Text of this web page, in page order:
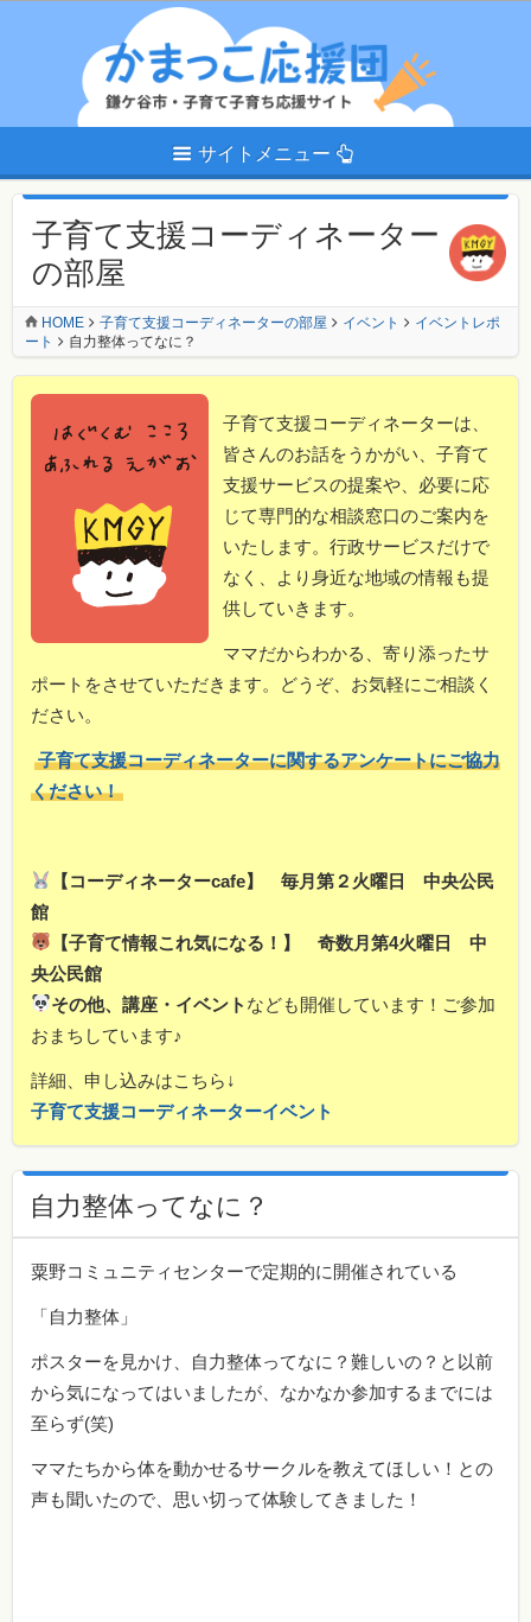
サイトメニュー
子育て支援コーディネーター
の部屋
HOME 子育て支援コーディネーターの部屋 イベント
イベントレポ
ート
自力整体ってなに？
子育て支援コーディネーターは、
皆さんのお話をうかがい、子育て
支援サービスの提案や、必要に応
じて専門的な相談窓口のご案内を
いたします。行政サービスだけで
なく、より身近な地域の情報も提
供していきます。
ママだからわかる、寄り添ったサ
ポートをさせていただきます。どうぞ、お気軽にご相談く
ださい。
子育て支援コーディネーターに関するアンケートにご協力
ください！
【コーディネーターcafe】 毎月第２火曜日 中央公民
館
【子育て情報これ気になる！】 奇数月第4火曜日 中
央公民館
その他、講座・イベント なども開催しています！ご参加
おまちしています♪
詳細、申し込みはこちら↓
子育て支援コーディネーターイベント
自力整体ってなに？
粟野コミュニティセンターで定期的に開催されている
「自力整体」
ポスターを見かけ、自力整体ってなに？難しいの？と以前
から気になってはいましたが、なかなか参加するまでには
至らず(笑)
ママたちから体を動かせるサークルを教えてほしい！との
声も聞いたので、思い切って体験してきました！